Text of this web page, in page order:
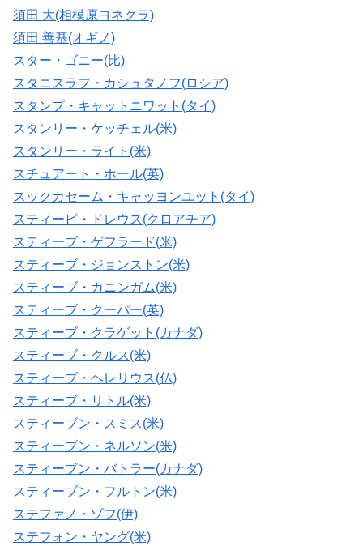
須田 大(相模原ヨネクラ)
須田 善基(オギノ)
スター・ゴニー(比)
スタニスラフ・カシュタノフ(ロシア)
スタンプ・キャットニワット(タイ)
スタンリー・ケッチェル(米)
スタンリー・ライト(米)
スチュアート・ホール(英)
スックカセーム・キャッヨンユット(タイ)
スティーピ・ドレウス(クロアチア)
スティーブ・ゲフラード(米)
スティーブ・ジョンストン(米)
スティーブ・カニンガム(米)
スティーブ・クーパー(英)
スティーブ・クラゲット(カナダ)
スティーブ・クルス(米)
スティーブ・ヘレリウス(仏)
スティーブ・リトル(米)
スティーブン・スミス(米)
スティーブン・ネルソン(米)
スティーブン・バトラー(カナダ)
スティーブン・フルトン(米)
ステファノ・ゾフ(伊)
ステフォン・ヤング(米)